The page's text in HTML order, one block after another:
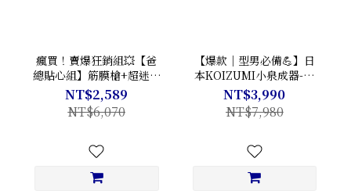
瘋買！賣爆狂銷組💥【爸
總貼心組】筋膜槍+超迷你
刮鬍刀😎父親節限時特惠
💝
NT$2,589
NT$6,070
【爆款｜型男必備💪】日
本KOIZUMI小泉成器-五
刃勁剃刀🔸現貨即出
NT$3,990
NT$7,980